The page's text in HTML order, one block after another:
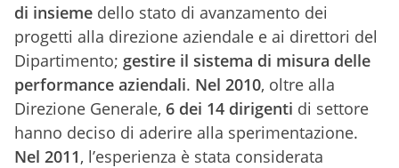
di insieme dello stato di avanzamento dei
progetti alla direzione aziendale e ai direttori del
Dipartimento; gestire il sistema di misura delle
performance aziendali. Nel 2010, oltre alla
Direzione Generale, 6 dei 14 dirigenti di settore
hanno deciso di aderire alla sperimentazione.
Nel 2011, l’esperienza è stata considerata